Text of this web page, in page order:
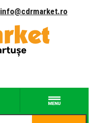
info@cdrmarket.ro